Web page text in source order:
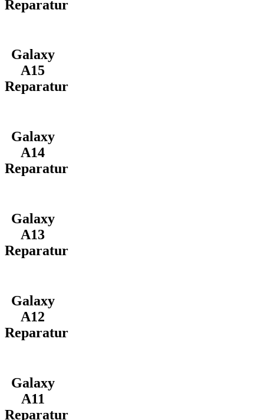
Reparatur
Galaxy
A15
Reparatur
Galaxy
A14
Reparatur
Galaxy
A13
Reparatur
Galaxy
A12
Reparatur
Galaxy
A11
Reparatur